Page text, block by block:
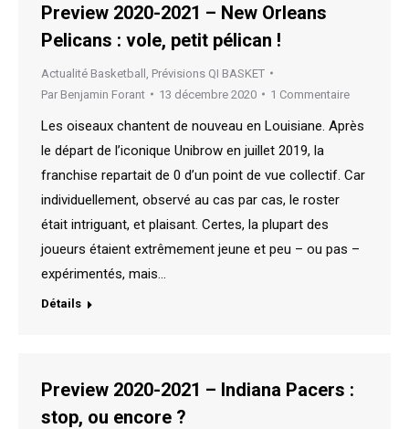
Preview 2020-2021 – New Orleans
Pelicans : vole, petit pélican !
Actualité Basketball Prévisions QI BASKET
Par Benjamin Forant 13 décembre 2020 1 Commentaire
Les oiseaux chantent de nouveau en Louisiane. Après
le départ de l’iconique Unibrow en juillet 2019, la
franchise repartait de 0 d’un point de vue collectif. Car
individuellement, observé au cas par cas, le roster
était intriguant, et plaisant. Certes, la plupart des
joueurs étaient extrêmement jeune et peu – ou pas –
expérimentés, mais…
Détails
Preview 2020-2021 – Indiana Pacers :
stop, ou encore ?